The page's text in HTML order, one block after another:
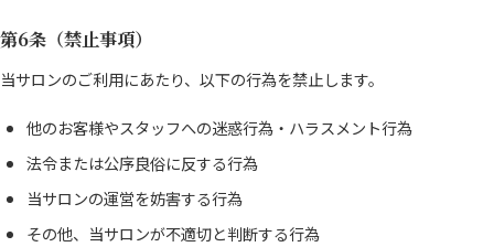
第6条（禁止事項）
当サロンのご利用にあたり、以下の行為を禁止します。
他のお客様やスタッフへの迷惑行為・ハラスメント行為
法令または公序良俗に反する行為
当サロンの運営を妨害する行為
その他、当サロンが不適切と判断する行為